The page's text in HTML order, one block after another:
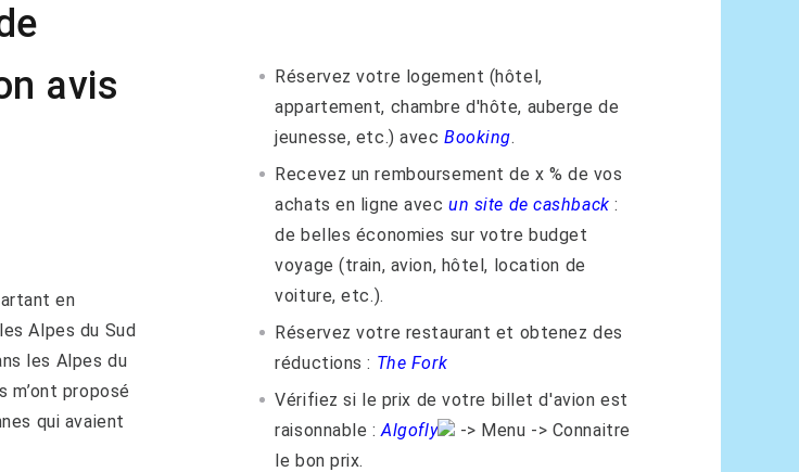
avis
en
Alpes du Sud
les Alpes du
m’ont proposé
qui avaient
Réservez votre logement (hôtel,
appartement, chambre d'hôte, auberge de
jeunesse, etc.) avecBooking.
Recevez un remboursement de x % de vos
achats en ligne avecun site de cashback :
de belles économies sur votre budget
voyage (train, avion, hôtel, location de
voiture, etc.).
Réservez votre restaurant et obtenez des
réductions : The Fork
Vérifiez si le prix de votre billet d'avion est
raisonnable :Algofly
-> Menu -> Connaitre
le bon prix.